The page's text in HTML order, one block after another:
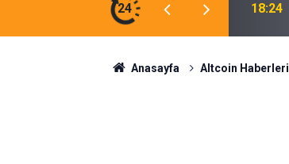
24
SOL Arzını Sert Şekilde Azaltabilir 18:24
Anasayfa Altcoin Haberleri